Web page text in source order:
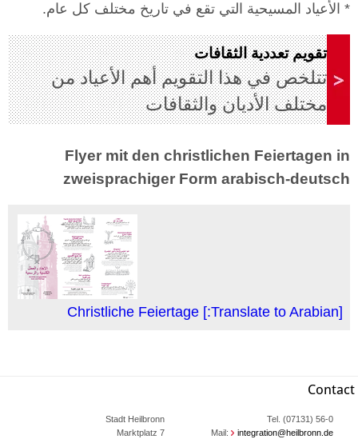
* الأعياد المسيحية التي تقع في تاريخ مختلف كل عام.
تقويم تعددية الثقافات
تتلخص في هذا التقويم أهم الأعياد من
مختلف الأديان والثقافات
Flyer mit den christlichen Feiertagen in
zweisprachiger Form arabisch-deutsch
[Translate to Arabian:] Christliche Feiertage
Contact
Stadt Heilbronn
Marktplatz 7
Tel. (07131) 56-0
Mail:
integration@heilbronn.de